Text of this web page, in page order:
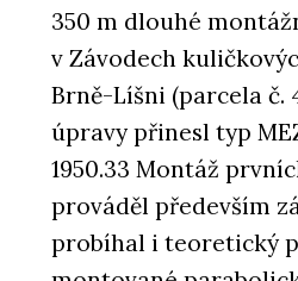
350 m dlouhé
v Závodech
Brně-Líšni (parcela č.
úpravy přinesl typ
1950.33 Montáž
prováděl především
probíhal i teoretický